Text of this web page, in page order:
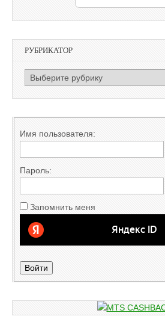
РУБРИКАТОР
РУБРИКАТОР
Имя пользователя:
Пароль:
Запомнить меня
Войти